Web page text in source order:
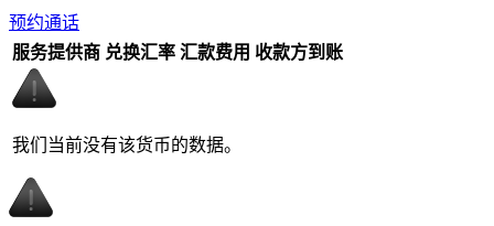
预约通话
服务提供商 兑换汇率 汇款费用 收款方到账
我们当前没有该货币的数据。